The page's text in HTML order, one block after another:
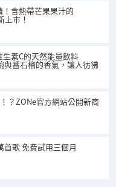
含熱帶芒果果汁的
上市！
素C的天然能量飲料
番石榴的香氣，讓人彷彿
？ZONe官方網站公開新商
首歌 免費試用三個月